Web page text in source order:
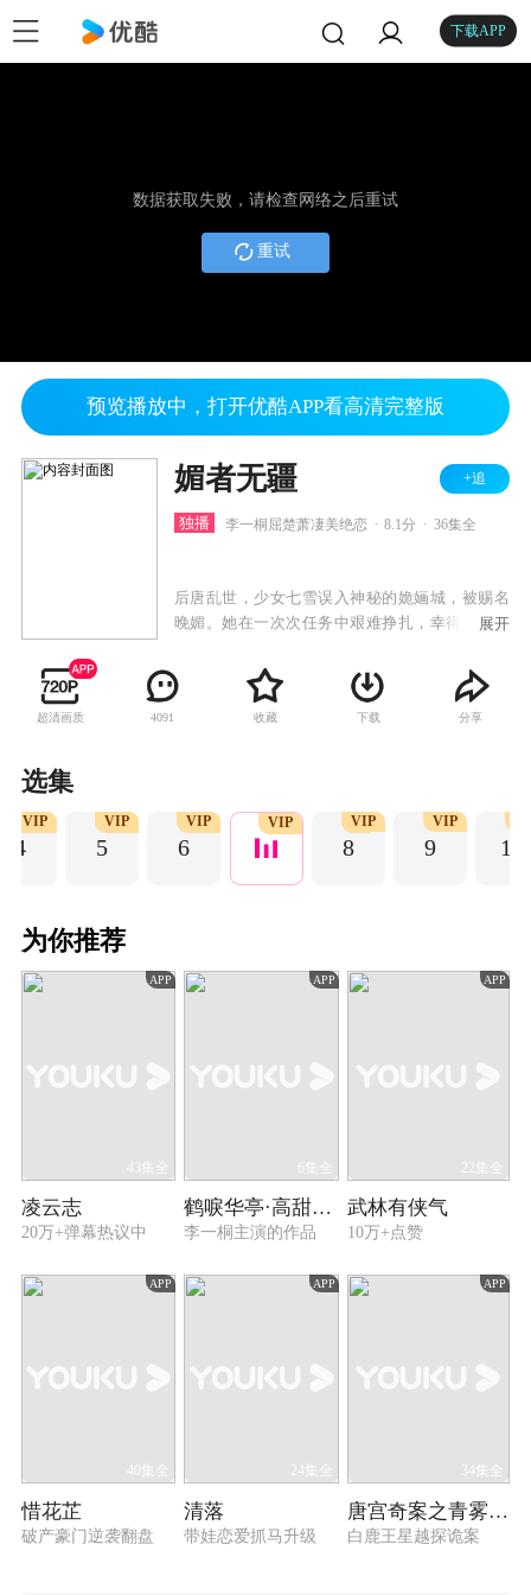
下载APP
数据获取失败，请检查网络之后重试
重试
预览播放中，打开优酷APP看高清完整版
媚者无疆 +追
独播 李一桐屈楚萧凄美绝恋 8.1分 36集全
后唐乱世，少女七雪误入神秘的姽婳城，被赐名
晚媚。她在一次次任务中艰难挣扎，幸得身世成
晚媚涅槃重生，成为新任城主，而这一切尽在公
子的算计之中……
展开
超清画质 4091 收藏 下载 分享
选集
4
VIP
5
VIP
6
VIP VIP
8
VIP
9
VIP
10
为你推荐
APP
43集全
凌云志
20万+弹幕热议中
APP
6集全
鹤唳华亭·高甜番外
李一桐主演的作品
APP
22集全
武林有侠气
10万+点赞
APP
40集全
惜花芷
破产豪门逆袭翻盘
APP
24集全
清落
带娃恋爱抓马升级
APP
34集全
唐宫奇案之青雾风鸣
白鹿王星越探诡案